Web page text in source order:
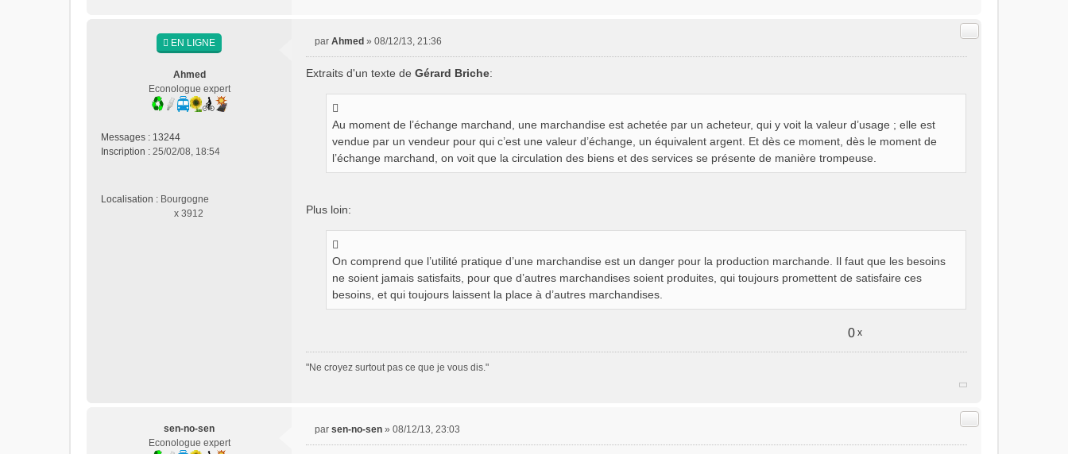
EN LIGNE
Ahmed
Econologue expert
Messages : 13244
Inscription : 25/02/08, 18:54
Localisation : Bourgogne
x 3912
Citer
s
u
par Ahmed » 08/12/13, 21:36
Extraits d'un texte de Gérard Briche:
Au moment de l’échange marchand, une marchandise est achetée par un acheteur, qui y voit la valeur d’usage ; elle est
vendue par un vendeur pour qui c’est une valeur d’échange, un équivalent argent. Et dès ce moment, dès le moment de
l’échange marchand, on voit que la circulation des biens et des services se présente de manière trompeuse.
Plus loin:
On comprend que l’utilité pratique d’une marchandise est un danger pour la production marchande. Il faut que les besoins
ne soient jamais satisfaits, pour que d’autres marchandises soient produites, qui toujours promettent de satisfaire ces
besoins, et qui toujours laissent la place à d’autres marchandises.
0 x
"Ne croyez surtout pas ce que je vous dis."
sen-no-sen
Econologue expert
Citer
par sen-no-sen » 08/12/13, 23:03